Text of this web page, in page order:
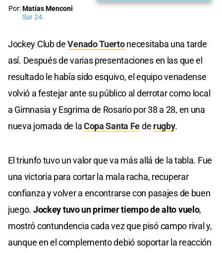
Por:Matías Menconi
Sur 24.
Jockey Club deVenado Tuertonecesitaba una tarde
así. Después de varias presentaciones en las que el
resultado le había sido esquivo, el equipo venadense
volvió a festejar ante su público al derrotar como local
a Gimnasia y Esgrima de Rosario por 38 a 28, en una
nueva jornada de laCopa Santa Fede rugby.
El triunfo tuvo un valor que va más allá de la tabla. Fue
una victoria para cortar la mala racha, recuperar
confianza y volver a encontrarse con pasajes de buen
juego. Jockey tuvo un primer tiempo de alto vuelo,
mostró contundencia cada vez que pisó campo rival y,
aunque en el complemento debió soportar la reacción